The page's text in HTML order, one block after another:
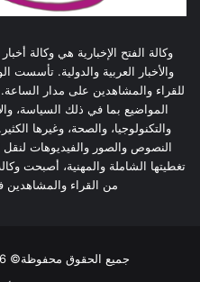
وكالة الفتح الإخبارية هي وكالة
والأخبار العربية والدولية. تأسست
للقراء والمشاهدين على مدار
المواضيع بما في ذلك السياسة،
والتكنولوجيا، والصحة، وغيرها
النصوص والصور والفيديوهات
تغطيتها الشاملة والمهنية، أصبحت
من القراء والمشاهدين
جميع الحقوق محفوظة© 2026